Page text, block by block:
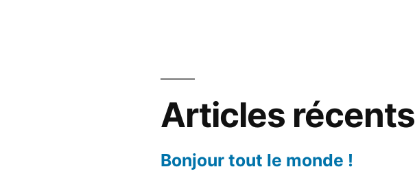
Articles récents
Bonjour tout le monde !